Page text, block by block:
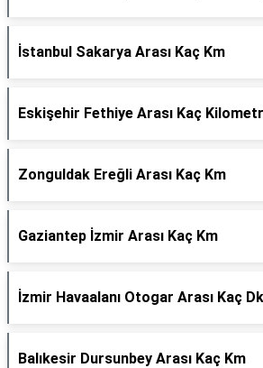
İstanbul Sakarya Arası Kaç Km
Eskişehir Fethiye Arası Kaç
Zonguldak Ereğli Arası Kaç Km
Gaziantep İzmir Arası Kaç Km
İzmir Havaalanı Otogar Arası Kaç Dk
Balıkesir Dursunbey Arası Kaç Km